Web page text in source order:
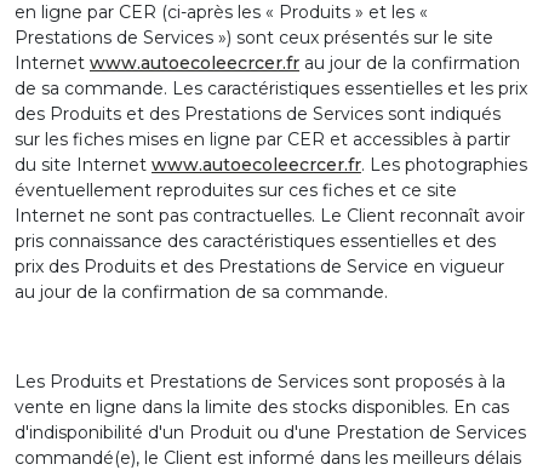
en ligne par CER (ci-après les « Produits » et les «
Prestations de Services ») sont ceux présentés sur le site
Internet www.autoecoleecrcer.fr au jour de la confirmation
de sa commande. Les caractéristiques essentielles et les prix
des Produits et des Prestations de Services sont indiqués
sur les fiches mises en ligne par CER et accessibles à partir
du site Internet www.autoecoleecrcer.fr. Les photographies
éventuellement reproduites sur ces fiches et ce site
Internet ne sont pas contractuelles. Le Client reconnaît avoir
pris connaissance des caractéristiques essentielles et des
prix des Produits et des Prestations de Service en vigueur
au jour de la confirmation de sa commande.
Les Produits et Prestations de Services sont proposés à la
vente en ligne dans la limite des stocks disponibles. En cas
d'indisponibilité d'un Produit ou d'une Prestation de Services
commandé(e), le Client est informé dans les meilleurs délais